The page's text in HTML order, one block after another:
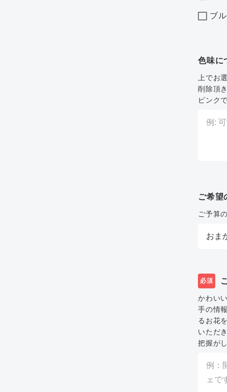
ブ
色味に
上でお
削除頂
ピンク
ご希望
ご予算
必須
かわい
手の情
るお花
いただ
把握が